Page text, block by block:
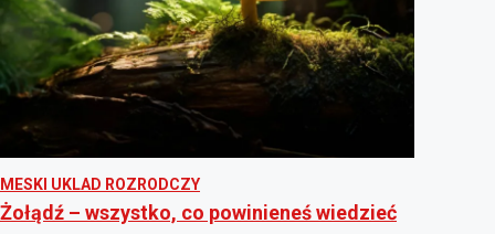
MESKI UKLAD ROZRODCZY
Żołądź – wszystko, co powinieneś wiedzieć